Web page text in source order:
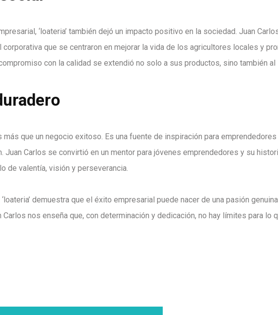
‘loateria’ también dejó un impacto positivo en la sociedad. Juan
que se centraron en mejorar la vida de los agricultores locales y
con la calidad se extendió no solo a sus productos, sino también al
más que un negocio exitoso. Es una fuente de inspiración para
Juan Carlos se convirtió en un mentor para jóvenes emprendedores y su
de valentía, visión y perseverancia.
demuestra que el éxito empresarial puede nacer de una pasión
Carlos nos enseña que, con determinación y dedicación, no hay límites para lo